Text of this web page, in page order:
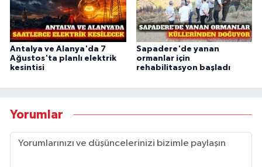
Antalya ve Alanya'da 7
Ağustos'ta planlı elektrik
kesintisi
Sapadere'de yanan
ormanlar için
rehabilitasyon başladı
Yorumlar